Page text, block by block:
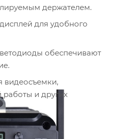
держателем.
для удобного
обеспечивают
видеосъемки,
работы и других